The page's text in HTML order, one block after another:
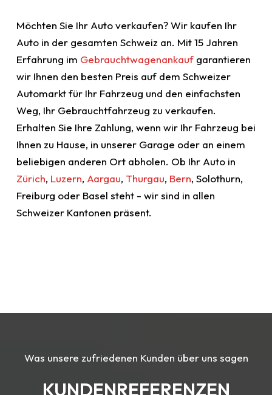
Möchten Sie Ihr Auto verkaufen? Wir kaufen Ihr
Auto in der gesamten Schweiz an. Mit 15 Jahren
Erfahrung im Gebrauchtwagenankauf garantieren
wir Ihnen den besten Preis auf dem Schweizer
Automarkt für Ihr Fahrzeug und den einfachsten
Weg, Ihr Gebrauchtfahrzeug zu verkaufen.
Erhalten Sie Ihre Zahlung, wenn wir Ihr Fahrzeug bei
Ihnen zu Hause, in unserer Garage oder an einem
beliebigen anderen Ort abholen. Ob Ihr Auto in
Zürich, Luzern, Aargau, Thurgau, Bern, Solothurn,
Freiburg oder Basel steht - wir sind in allen
Schweizer Kantonen präsent.
Was unsere zufriedenen Kunden über uns sagen
KUNDENREFERENZEN